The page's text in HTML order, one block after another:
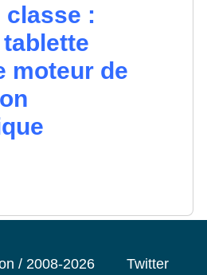
classe :
moteur de
/ 2008-2026 Twitter